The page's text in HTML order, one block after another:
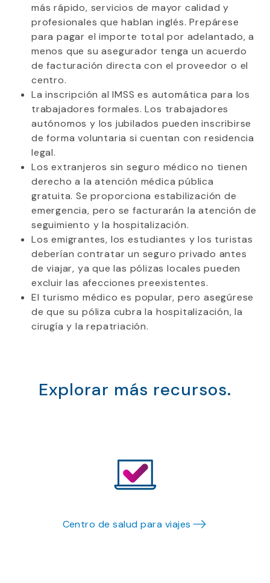
más rápido, servicios de mayor calidad y
profesionales que hablan inglés. Prepárese
para pagar el importe total por adelantado, a
menos que su asegurador tenga un acuerdo
de facturación directa con el proveedor o el
centro.
La inscripción al IMSS es automática para los
trabajadores formales. Los trabajadores
autónomos y los jubilados pueden inscribirse
de forma voluntaria si cuentan con residencia
legal.
Los extranjeros sin seguro médico no tienen
derecho a la atención médica pública
gratuita. Se proporciona estabilización de
emergencia, pero se facturarán la atención de
seguimiento y la hospitalización.
Los emigrantes, los estudiantes y los turistas
deberían contratar un seguro privado antes
de viajar, ya que las pólizas locales pueden
excluir las afecciones preexistentes.
El turismo médico es popular, pero asegúrese
de que su póliza cubra la hospitalización, la
cirugía y la repatriación.
Explorar más recursos.
Centro de salud para viajes